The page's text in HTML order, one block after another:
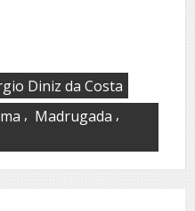
Diniz da Costa
, Madrugada ,